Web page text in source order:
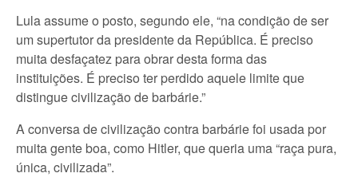
Lula assume o posto, segundo ele, “na condição de ser
um supertutor da presidente da República. É preciso
muita desfaçatez para obrar desta forma das
instituições. É preciso ter perdido aquele limite que
distingue civilização de barbárie.”
A conversa de civilização contra barbárie foi usada por
muita gente boa, como Hitler, que queria uma “raça pura,
única, civilizada”.